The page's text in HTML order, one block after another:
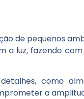
de pequenos
a luz, fazendo
como
a